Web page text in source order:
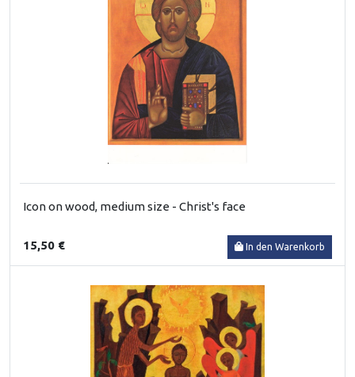
Icon on wood, medium size - Christ's face
15,50 € In den Warenkorb